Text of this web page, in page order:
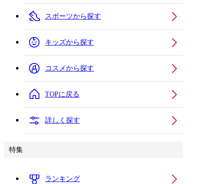
スポーツから探す
キッズから探す
コスメから探す
TOPに戻る
詳しく探す
特集
ランキング